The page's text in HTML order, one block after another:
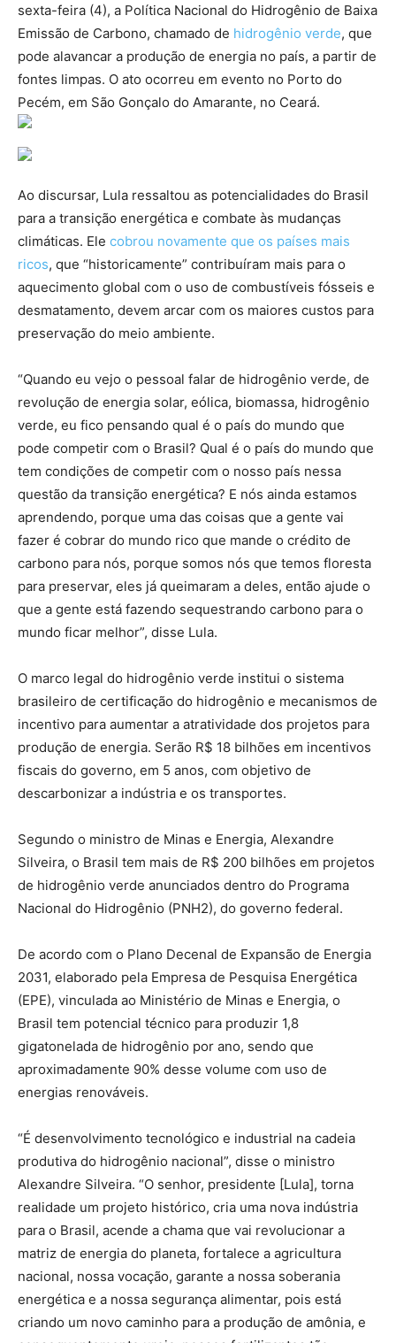
sexta-feira (4), a Política Nacional do Hidrogênio de Baixa
Emissão de Carbono, chamado de hidrogênio verde, que
pode alavancar a produção de energia no país, a partir de
fontes limpas. O ato ocorreu em evento no Porto do
Pecém, em São Gonçalo do Amarante, no Ceará.
Ao discursar, Lula ressaltou as potencialidades do Brasil
para a transição energética e combate às mudanças
climáticas. Ele cobrou novamente que os países mais
ricos, que “historicamente” contribuíram mais para o
aquecimento global com o uso de combustíveis fósseis e
desmatamento, devem arcar com os maiores custos para
preservação do meio ambiente.
“Quando eu vejo o pessoal falar de hidrogênio verde, de
revolução de energia solar, eólica, biomassa, hidrogênio
verde, eu fico pensando qual é o país do mundo que
pode competir com o Brasil? Qual é o país do mundo que
tem condições de competir com o nosso país nessa
questão da transição energética? E nós ainda estamos
aprendendo, porque uma das coisas que a gente vai
fazer é cobrar do mundo rico que mande o crédito de
carbono para nós, porque somos nós que temos floresta
para preservar, eles já queimaram a deles, então ajude o
que a gente está fazendo sequestrando carbono para o
mundo ficar melhor”, disse Lula.
O marco legal do hidrogênio verde institui o sistema
brasileiro de certificação do hidrogênio e mecanismos de
incentivo para aumentar a atratividade dos projetos para
produção de energia. Serão R$ 18 bilhões em incentivos
fiscais do governo, em 5 anos, com objetivo de
descarbonizar a indústria e os transportes.
Segundo o ministro de Minas e Energia, Alexandre
Silveira, o Brasil tem mais de R$ 200 bilhões em projetos
de hidrogênio verde anunciados dentro do Programa
Nacional do Hidrogênio (PNH2), do governo federal.
De acordo com o Plano Decenal de Expansão de Energia
2031, elaborado pela Empresa de Pesquisa Energética
(EPE), vinculada ao Ministério de Minas e Energia, o
Brasil tem potencial técnico para produzir 1,8
gigatonelada de hidrogênio por ano, sendo que
aproximadamente 90% desse volume com uso de
energias renováveis.
“É desenvolvimento tecnológico e industrial na cadeia
produtiva do hidrogênio nacional”, disse o ministro
Alexandre Silveira. “O senhor, presidente [Lula], torna
realidade um projeto histórico, cria uma nova indústria
para o Brasil, acende a chama que vai revolucionar a
matriz de energia do planeta, fortalece a agricultura
nacional, nossa vocação, garante a nossa soberania
energética e a nossa segurança alimentar, pois está
criando um novo caminho para a produção de amônia, e